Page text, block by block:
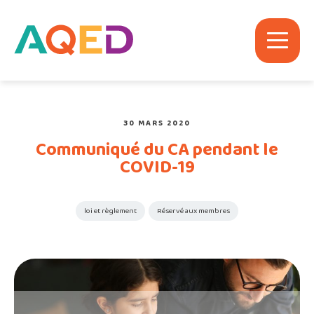
30 MARS 2020
Communiqué du CA pendant le
COVID-19
loi et règlement Réservé aux membres